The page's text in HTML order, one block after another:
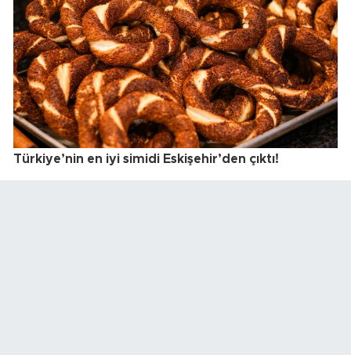
Türkiye’nin en iyi simidi Eskişehir’den çıktı!